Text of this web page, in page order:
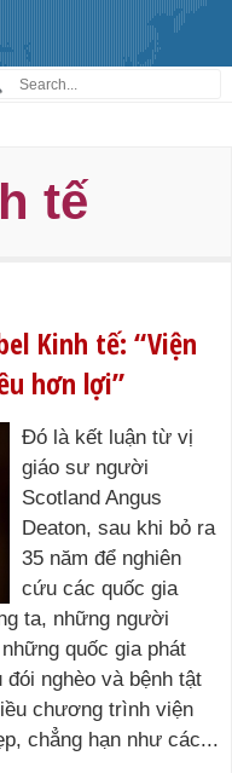
tế
Kinh tế: “Viện
hơn lợi”
Đó là kết luận từ vị
giáo sư người
Scotland Angus
Deaton, sau khi bỏ ra
35 năm để nghiên
cứu các quốc gia
ta, những người
quốc gia phát
nghèo và bệnh tật
chương trình viện
chẳng hạn như các...